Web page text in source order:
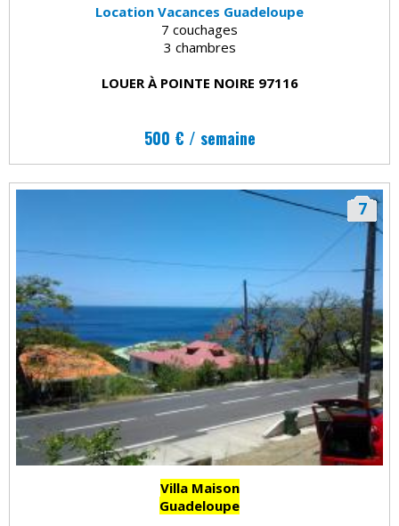
Location Vacances Guadeloupe
7 couchages
3 chambres
LOUER À POINTE NOIRE 97116
500 € / semaine
7
Villa Maison
Guadeloupe